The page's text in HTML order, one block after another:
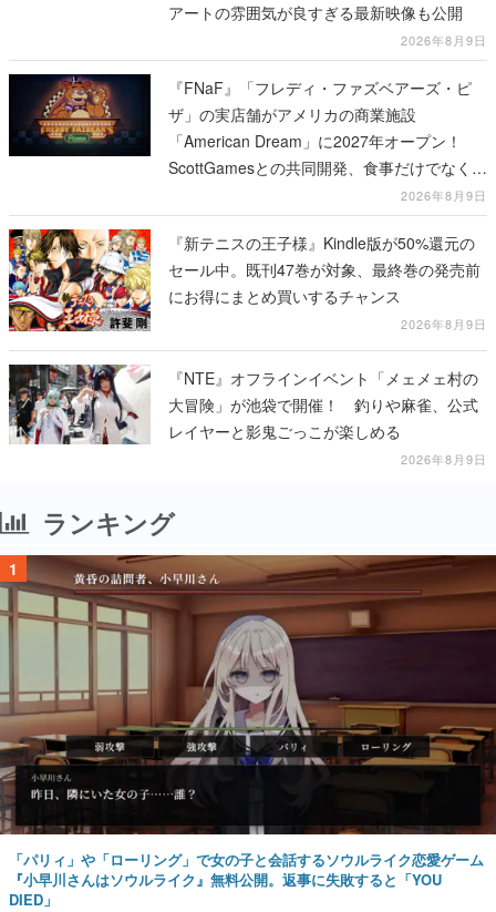
アートの雰囲気が良すぎる最新映像も公開
2026年8月9日
『FNaF』「フレディ・ファズベアーズ・ピ
ザ」の実店舗がアメリカの商業施設
「American Dream」に2027年オープン！
ScottGamesとの共同開発、食事だけでなくス
テージショーや没入型のホラー体験も楽しめ
る
2026年8月9日
『新テニスの王子様』Kindle版が50%還元の
セール中。既刊47巻が対象、最終巻の発売前
にお得にまとめ買いするチャンス
2026年8月9日
『NTE』オフラインイベント「メェメェ村の
大冒険」が池袋で開催！ 釣りや麻雀、公式
レイヤーと影鬼ごっこが楽しめる
2026年8月9日
ランキング
1
「パリィ」や「ローリング」で女の子と会話するソウルライク恋愛ゲーム
『小早川さんはソウルライク』無料公開。返事に失敗すると「YOU
DIED」